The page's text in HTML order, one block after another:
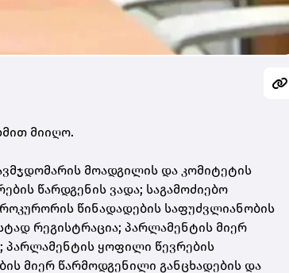
მიიღო.
მოადგილის და კომიტეტის
წარდგენის ვადა; საგამოძიებო
წინადადების საფუძვლიანობის
რეგისტრაცია; პარლამენტის მიერ
პარლამენტის ყოფილი წევრების
მიერ წარმოდგენილი განცხადების და